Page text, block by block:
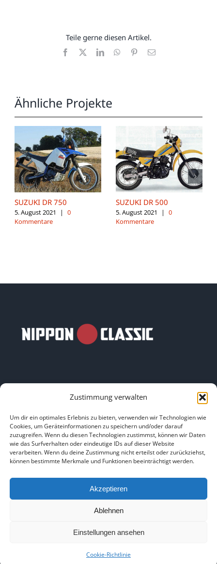
Zustimmung verwalten
Um dir ein optimales Erlebnis zu bieten, verwenden wir Technologien wie
Cookies, um Geräteinformationen zu speichern und/oder darauf
zuzugreifen. Wenn du diesen Technologien zustimmst, können wir Daten
wie das Surfverhalten oder eindeutige IDs auf dieser Website
verarbeiten. Wenn du deine Zustimmung nicht erteilst oder zurückziehst,
können bestimmte Merkmale und Funktionen beeinträchtigt werden.
Akzeptieren
Ablehnen
Einstellungen ansehen
Cookie-Richtlinie
Teile gerne diesen Artikel.
Facebook LinkedInWhatsApp
Pinterest
E-
Ähnliche Projekte
SUZUKI DR 750
5. August 2021 |
0
Kommentare
SUZUKI DR 500
5. August 2021 |
0
Kommentare
HOME|ÜBER UNS|IMPRESSUM |DATENSCHUTZ
BILDNACHWEISE
Copyright 2025